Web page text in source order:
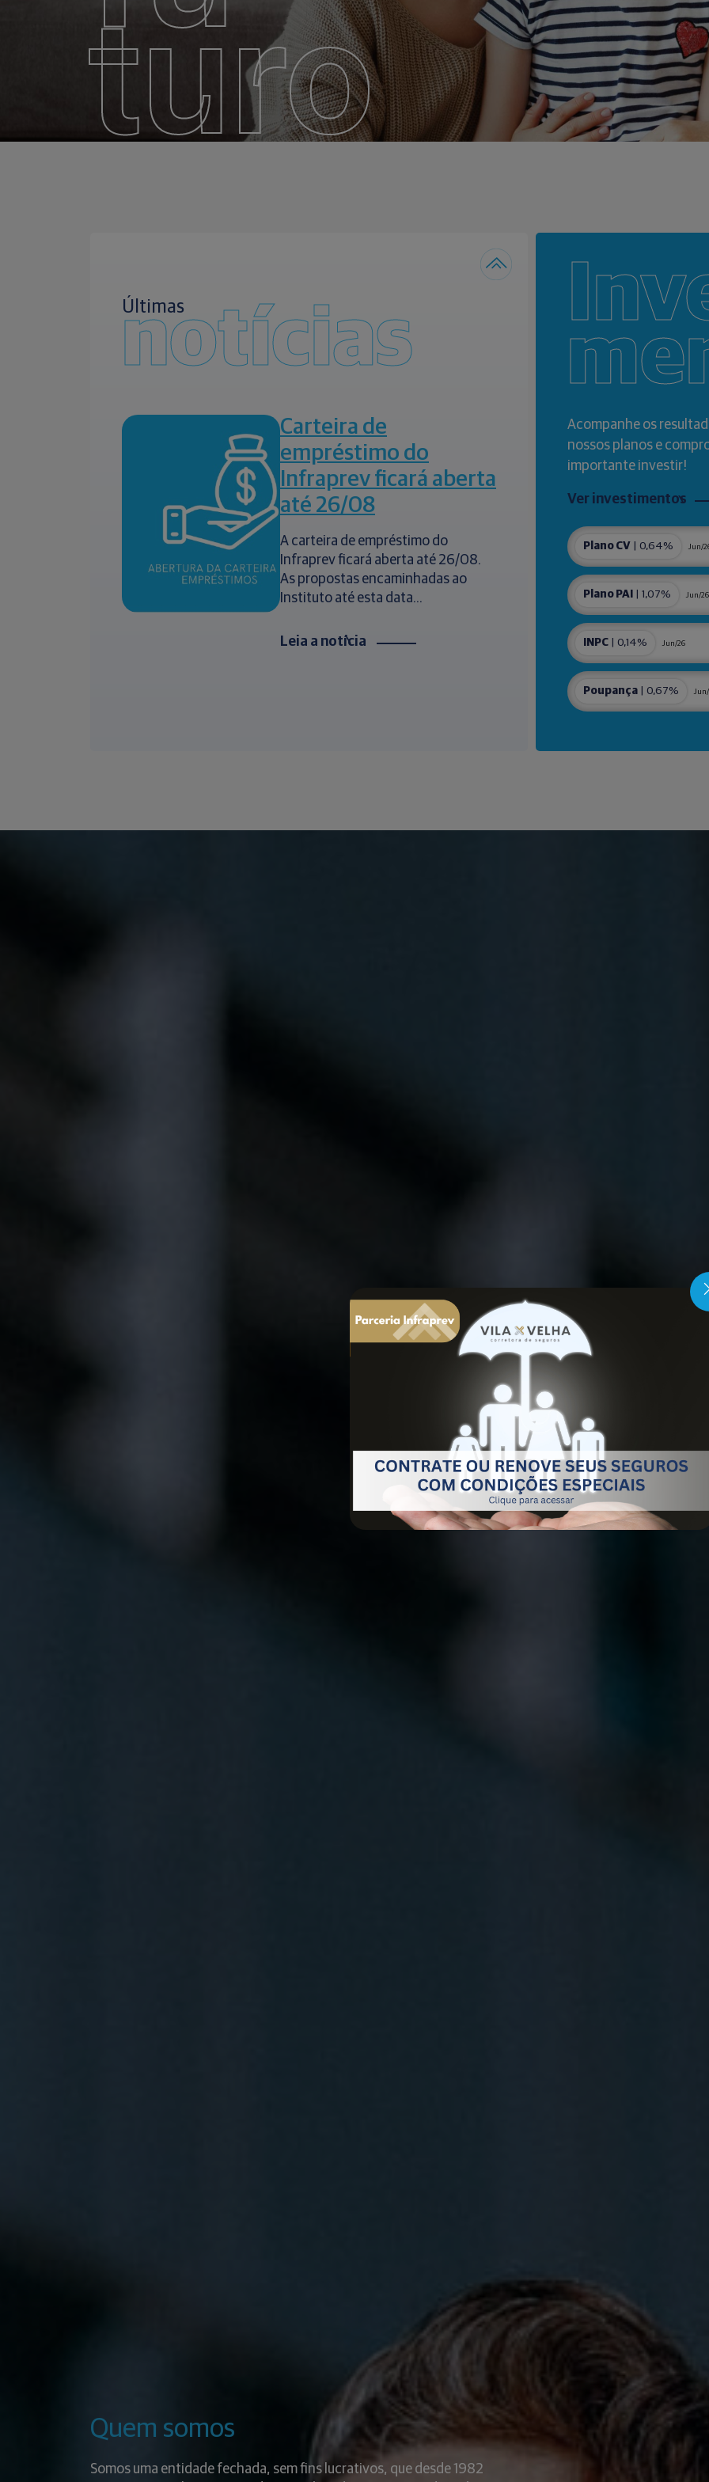
turo
Últimas
notícias
Carteira de
empréstimo do
Infraprev ficará aberta
até 26/08
A carteira de empréstimo do
Infraprev ficará aberta até 26/08.
As propostas encaminhadas ao
Instituto até esta data...
Leia a notícia
Acompanhe os
nossos planos e
importante investir!
Ver investimentos
Plano CV | 0,64% Jun/
Plano PAI | 1,07% Jun/26
INPC | 0,14% Jun/26
Poupança | 0,67%
Quem somos
Somos uma entidade fechada, sem fins lucrativos, que desde 1982